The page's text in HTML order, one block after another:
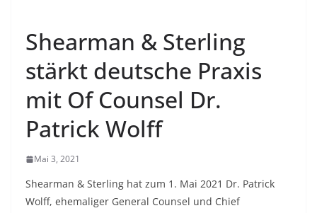
Shearman & Sterling
stärkt deutsche Praxis
mit Of Counsel Dr.
Patrick Wolff
Mai 3, 2021
Shearman & Sterling hat zum 1. Mai 2021 Dr. Patrick
Wolff, ehemaliger General Counsel und Chief